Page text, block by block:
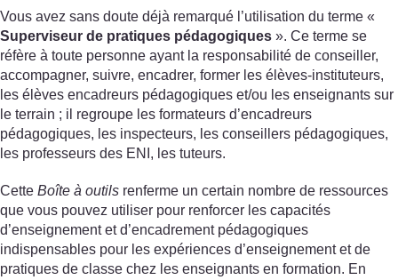
Vous avez sans doute déjà remarqué l’utilisation du terme «
Superviseur de pratiques pédagogiques ». Ce terme se
réfère à toute personne ayant la responsabilité de conseiller,
accompagner, suivre, encadrer, former les élèves-instituteurs,
les élèves encadreurs pédagogiques et/ou les enseignants sur
le terrain ; il regroupe les formateurs d’encadreurs
pédagogiques, les inspecteurs, les conseillers pédagogiques,
les professeurs des ENI, les tuteurs.
Cette Boîte à outils renferme un certain nombre de ressources
que vous pouvez utiliser pour renforcer les capacités
d’enseignement et d’encadrement pédagogiques
indispensables pour les expériences d’enseignement et de
pratiques de classe chez les enseignants en formation. En